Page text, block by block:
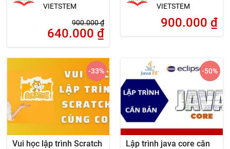
VIETSTEM
900.000₫
640.000 ₫
VIETSTEM
900.000 ₫
Vui học lập trình Scratch
-33%
Lập trình java core căn
-50%